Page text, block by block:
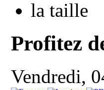
Profitez
Vendredi,